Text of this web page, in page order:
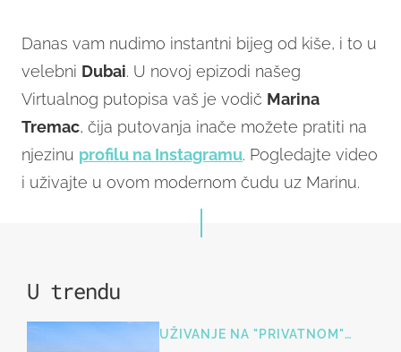
Danas vam nudimo instantni bijeg od kiše, i to u
velebni Dubai. U novoj epizodi našeg
Virtualnog putopisa vaš je vodič Marina
Tremac, čija putovanja inače možete pratiti na
njezinu profilu na Instagramu. Pogledajte video
i uživajte u ovom modernom čudu uz Marinu.
U trendu
UŽIVANJE NA "PRIVATNOM"